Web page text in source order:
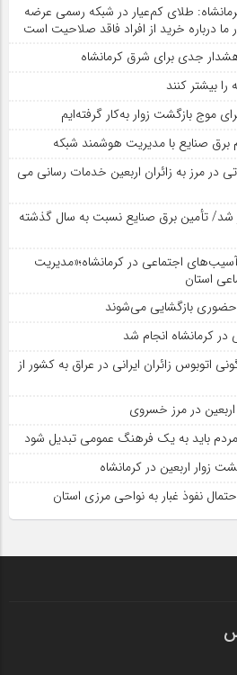
طلای کم‌عیار در شبکه رسمی عرضه
درباره خرید از افراد فاقد صلاحیت است
جدی برای شرق کرمانشاه
بیشتر کنند
موج بازگشت زوار به‌کار گرفته‌ایم
صنایع با مدیریت هوشمند شبکه
در مرز به زائران اربعین خدمات رسانی می
شد/ تأمین برق صنایع نسبت به سال گذشته
اجتماعی در کرمانشاه؛«مدیریت
استان
بازگشایی می‌شوند
کرمانشاه انجام شد
واژگونی اتوبوس زائران ایرانی در عراق به کشور از
اربعین در مرز خسروی
مردم باید به یک فرهنگ عمومی تبدیل شود
زوار اربعین در کرمانشاه
نفوذ غبار به نواحی مرزی استان